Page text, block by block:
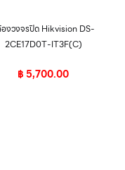
งวงจรปิด Hikvision DS-
2CE17D0T-IT3F(C)
฿5,700.00